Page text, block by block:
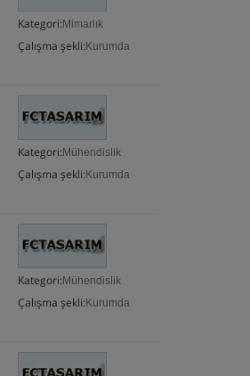
Kategori: Mimarlık
Çalışma şekli: Kurumda
Kategori: Mühendislik
Çalışma şekli: Kurumda
Kategori: Mühendislik
Çalışma şekli: Kurumda